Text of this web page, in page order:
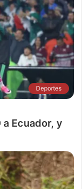
Deportes
Ecuador, y